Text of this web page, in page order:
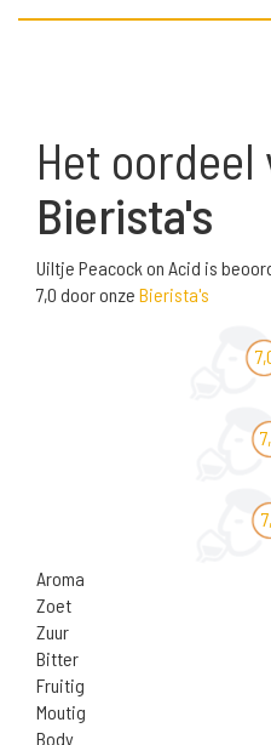
Het oordeel
Bierista's
Uiltje Peacock on Acid is
7,0 door onze Bierista's
Aroma
Zoet
Zuur
Bitter
Fruitig
Moutig
Body